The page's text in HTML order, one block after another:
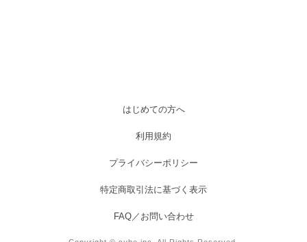
はじめての方へ
利用規約
プライバシーポリシー
特定商取引法に基づく表示
FAQ／お問い合わせ